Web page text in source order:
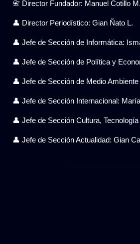
📇 Director Fundador: Manuel Cotillo M.
👤 Director Periodístico: Gian Ñato L.
👤 Jefe de Sección de Informática:
👤 Jefe de Sección de Política y
👤 Jefe de Sección de Medio
👤 Jefe de Sección Internacional:
👤 Jefe de Sección Cultura,
👤 Jefe de Sección Actualidad: Gian